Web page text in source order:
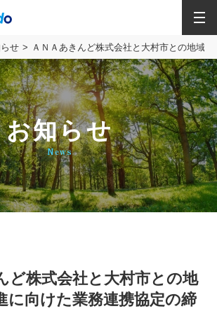
せ ＡＮＡあきんど株式会社と大村市との地域
お知らせ
News
ど株式会社と大村市との地
に向けた業務連携協定の締